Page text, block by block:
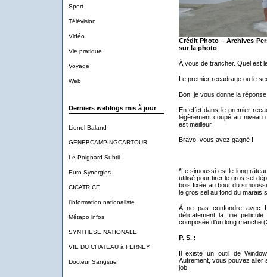
Sport
Télévision
Vidéo
Vie pratique
Voyage
Web
Derniers weblogs mis à jour
Lionel Baland
GENEBCAMPINGCARTOUR
Le Poignard Subtil
Euro-Synergies
CICATRICE
l'information nationaliste
Métapo infos
SYNTHESE NATIONALE
VIE DU CHATEAU à FERNEY
Docteur Sangsue
Crédit Photo – Archives
sur la photo
À vous de trancher. Quel est
Le premier recadrage ou le
Bon, je vous donne la
En effet dans le premier
légèrement coupé au niveau
est meilleur.
Bravo, vous avez gagné !
*Le simoussi est le long
utilisé pour tirer le gros sel
bois fixée au bout du
le gros sel au fond du marais
À ne pas confondre avec
délicatement la fine
composée d’un long manche
P. S. :
Il existe un outil de
Autrement, vous pouvez aller
job.